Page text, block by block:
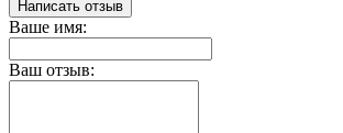
Написать отзыв
Ваше имя:
Ваш отзыв: